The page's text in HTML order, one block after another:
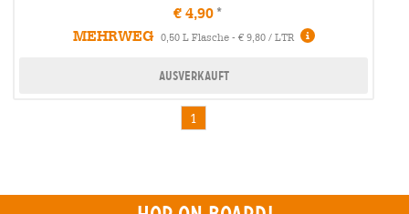
€ 4,90
MEHRWEG
0,50 L Flasche - € 9,80 / LTR
Ausverkauft
1